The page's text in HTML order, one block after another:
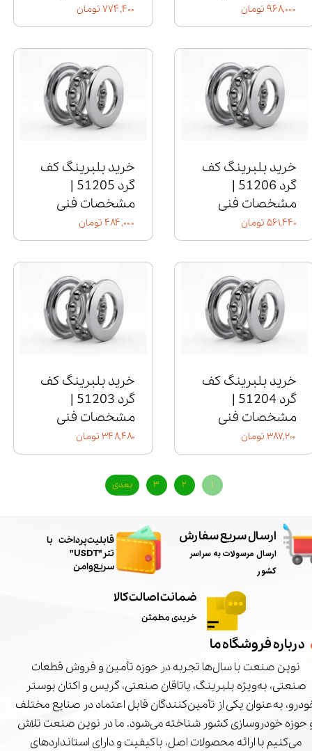
۹۶۸,۰۰۰ تومان ۷۷۴,۴۰۰ تومان
خرید بلبرینگ کف
گرد 51206 |
مشخصات فنی
۵۶۱,۴۴۰ تومان
خرید بلبرینگ کف
گرد 51205 |
مشخصات فنی
۴۸۴,۰۰۰ تومان
خرید بلبرینگ کف
گرد 51204 |
مشخصات فنی
۳۸۷,۲۰۰ تومان
خرید بلبرینگ کف
گرد 51203 |
مشخصات فنی
۳۴۸,۴۸۰ تومان
۱ ۲ ۳ بعدی
ارسال سریع سفارش
ارسال مرسولات به سراسر
کشور
ضمانت اصالت کالا
خریدی مطمئن
درباره فروشگاه ما
نوین صنعت با سال‌ها تجربه در حوزه تأمین و فروش قطعات
صنعتی، به‌ویژه بلبرینگ، یاتاقان صنعتی، گریس و اکتان بوستر
به‌عنوان یکی از تأمین‌کنندگان قابل اعتماد در صنایع مختلف
حوزه خودروسازی کشور شناخته می‌شود. ما در نوین صنعت تلاش
می‌کنیم با ارائه محصولات اصل، باکیفیت و دارای استانداردهای
​قابلیت پرداخت با
تتر"USDT"
سریع و امن